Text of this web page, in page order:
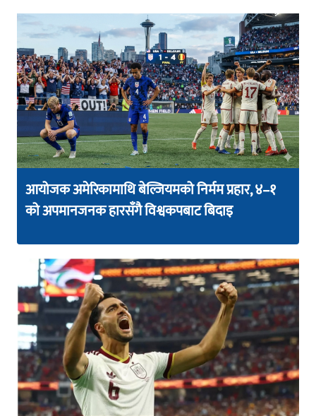
आयोजक अमेरिकामाथि बेल्जियमको निर्मम प्रहार, ४–१
को अपमानजनक हारसँगै विश्वकपबाट बिदाइ